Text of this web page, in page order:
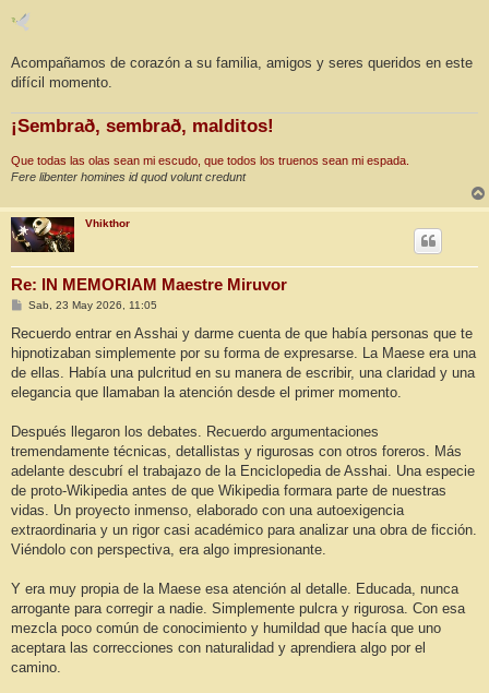
Acompañamos de corazón a su familia, amigos y seres queridos en este
difícil momento.
¡Sembrað, sembrað, malditos!
Que todas las olas sean mi escudo, que todos los truenos sean mi espada.
Fere libenter homines id quod volunt credunt
Vhikthor
Re: IN MEMORIAM Maestre Miruvor
M
n
a
j
Sab, 23 May 2026, 11:05
Recuerdo entrar en Asshai y darme cuenta de que había personas que te
hipnotizaban simplemente por su forma de expresarse. La Maese era una
de ellas. Había una pulcritud en su manera de escribir, una claridad y una
elegancia que llamaban la atención desde el primer momento.
Después llegaron los debates. Recuerdo argumentaciones
tremendamente técnicas, detallistas y rigurosas con otros foreros. Más
adelante descubrí el trabajazo de la Enciclopedia de Asshai. Una especie
de proto-Wikipedia antes de que Wikipedia formara parte de nuestras
vidas. Un proyecto inmenso, elaborado con una autoexigencia
extraordinaria y un rigor casi académico para analizar una obra de ficción.
Viéndolo con perspectiva, era algo impresionante.
Y era muy propia de la Maese esa atención al detalle. Educada, nunca
arrogante para corregir a nadie. Simplemente pulcra y rigurosa. Con esa
mezcla poco común de conocimiento y humildad que hacía que uno
aceptara las correcciones con naturalidad y aprendiera algo por el
camino.